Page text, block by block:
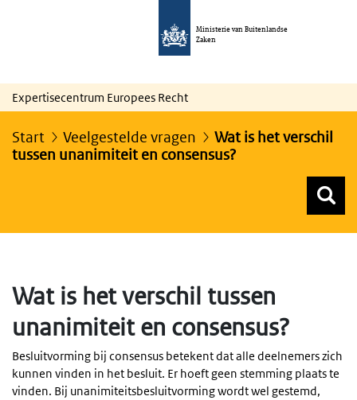
Ministerie van Buitenlandse
Zaken
Expertisecentrum Europees Recht
Start Veelgestelde vragen
Wat is het verschil
tussen unanimiteit en consensus?
Wat is het verschil tussen
unanimiteit en consensus?
Besluitvorming bij consensus betekent dat alle deelnemers zich
kunnen vinden in het besluit. Er hoeft geen stemming plaats te
vinden. Bij unanimiteitsbesluitvorming wordt wel gestemd,